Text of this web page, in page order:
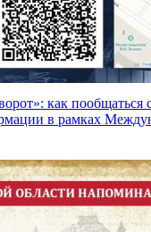
как
в рамках